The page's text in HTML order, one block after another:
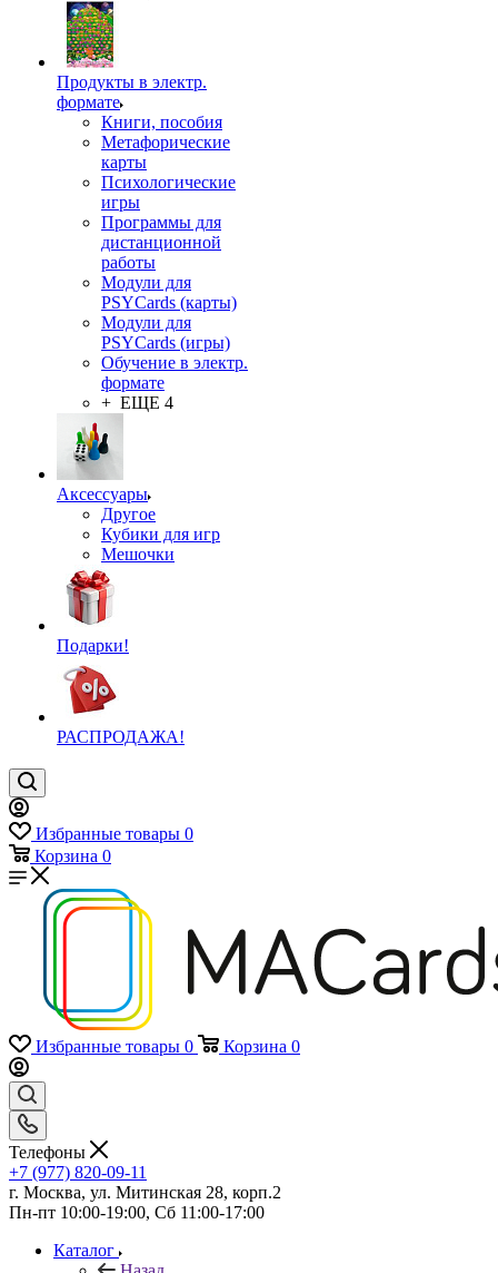
Продукты в электр.
формате
Книги, пособия
Метафорические
карты
Психологические
игры
Программы для
дистанционной
работы
Модули для
PSYCards (карты)
Модули для
PSYCards (игры)
Обучение в электр.
формате
+ ЕЩЕ 4
Аксессуары
Другое
Кубики для игр
Мешочки
Подарки!
РАСПРОДАЖА!
Избранные товары 0
Корзина 0
Избранные товары 0 Корзина 0
Телефоны
+7 (977) 820-09-11
г. Москва, ул. Митинская 28, корп.2
Пн-пт 10:00-19:00, Сб 11:00-17:00
Каталог